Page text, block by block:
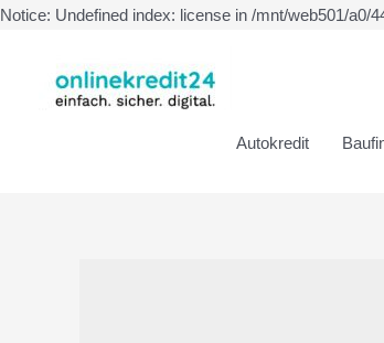
Notice: Undefined index: license in /mnt/web501/a0/
Autokredit